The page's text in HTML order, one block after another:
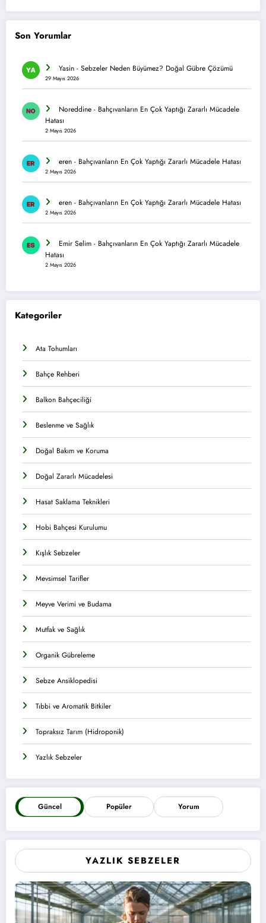
Son Yorumlar
Yasin - Sebzeler Neden Büyümez? Doğal Gübre Çözümü
29 Mayıs 2026
Noreddine - Bahçıvanların En Çok Yaptığı Zararlı Mücadele
Hatası
2 Mayıs 2026
eren - Bahçıvanların En Çok Yaptığı Zararlı Mücadele Hatası
2 Mayıs 2026
eren - Bahçıvanların En Çok Yaptığı Zararlı Mücadele Hatası
2 Mayıs 2026
Emir Selim - Bahçıvanların En Çok Yaptığı Zararlı Mücadele
Hatası
2 Mayıs 2026
Kategoriler
Ata Tohumları
Bahçe Rehberi
Balkon Bahçeciliği
Beslenme ve Sağlık
Doğal Bakım ve Koruma
Doğal Zararlı Mücadelesi
Hasat Saklama Teknikleri
Hobi Bahçesi Kurulumu
Kışlık Sebzeler
Mevsimsel Tarifler
Meyve Verimi ve Budama
Mutfak ve Sağlık
Organik Gübreleme
Sebze Ansiklopedisi
Tıbbi ve Aromatik Bitkiler
Topraksız Tarım (Hidroponik)
Yazlık Sebzeler
Güncel Popüler Yorum
YAZLIK SEBZELER